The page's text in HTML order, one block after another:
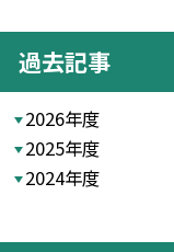
過去記事
2026年度
2025年度
2024年度